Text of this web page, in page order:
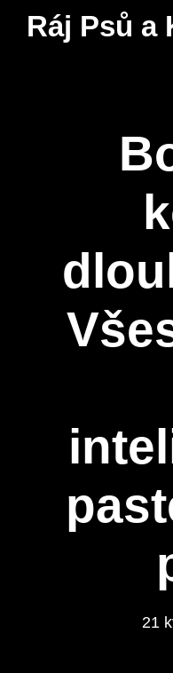
PřeskočitRáj Psů a
21